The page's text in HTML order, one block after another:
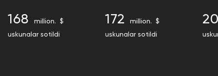
168
million. $
uskunalar sotildi
172
million. $
uskunalar sotildi